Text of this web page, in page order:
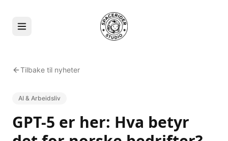
Tilbake til nyheter
AI & Arbeidsliv
GPT-5 er her: Hva betyr